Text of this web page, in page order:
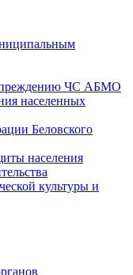
ЧС АБМО
населенных
Беловского
населения
культуры и